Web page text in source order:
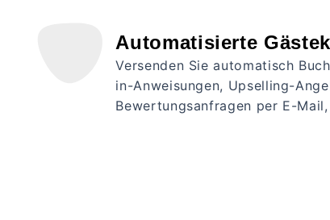
Automatisierte
Versenden Sie automatisch
in-Anweisungen, Upselling-
Bewertungsanfragen per E-